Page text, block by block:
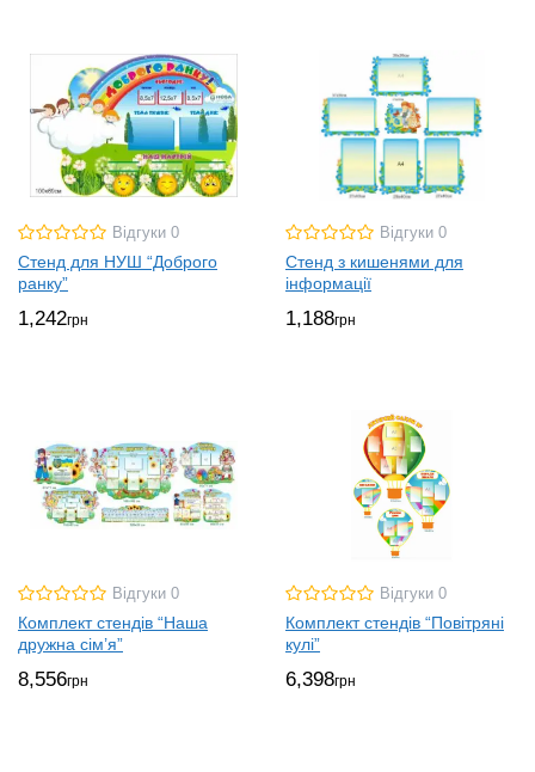
Відгуки 0
Стенд для НУШ “Доброго
ранку”
1,242грн
Відгуки 0
Стенд з кишенями для
інформації
1,188грн
Відгуки 0
Комплект стендів “Наша
дружна сім’я”
8,556грн
Відгуки 0
Комплект стендів “Повітряні
кулі”
6,398грн